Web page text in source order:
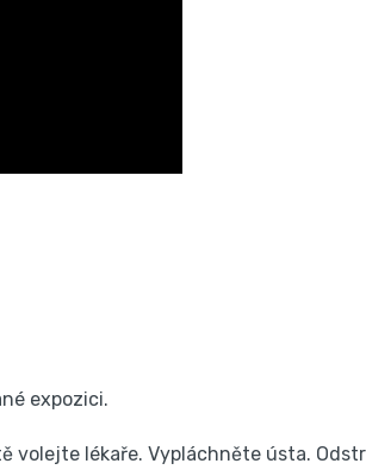
expozici.
volejte lékaře. Vypláchněte ústa.